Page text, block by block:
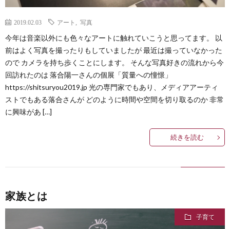
2019.02.03 アート 写真
今年は音楽以外にも色々なアートに触れていこうと思ってます。 以
前はよく写真を撮ったりもしていましたが 最近は撮っていなかった
ので カメラを持ち歩くことにします。 そんな写真好きの流れから今
回訪れたのは 落合陽一さんの個展「質量への憧憬」
https://shitsuryou2019.jp 光の専門家でもあり、メディアアーティ
ストでもある落合さんが どのように時間や空間を切り取るのか 非常
に興味があ […]
続きを読む
家族とは
子育て